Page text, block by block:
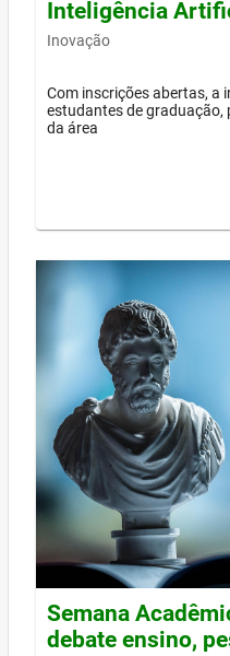
Inteligência
Inovação
Com inscrições abertas, a
estudantes de
da área
Semana
debate ensino,